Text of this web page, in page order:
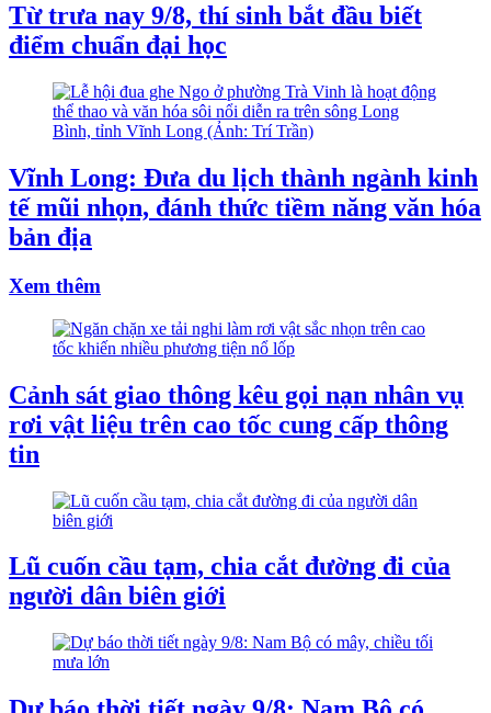
Từ trưa nay 9/8, thí sinh bắt đầu biết
điểm chuẩn đại học
Vĩnh Long: Đưa du lịch thành ngành kinh
tế mũi nhọn, đánh thức tiềm năng văn hóa
bản địa
Xem thêm
Cảnh sát giao thông kêu gọi nạn nhân vụ
rơi vật liệu trên cao tốc cung cấp thông
tin
Lũ cuốn cầu tạm, chia cắt đường đi của
người dân biên giới